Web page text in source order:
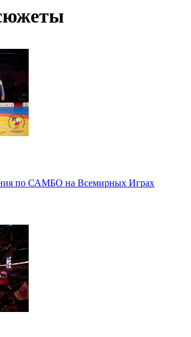
по САМБО на Всемирных Играх